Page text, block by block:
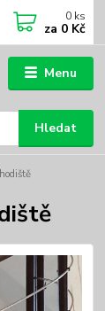
Menu
Hledat
0 ks
za 0 Kč